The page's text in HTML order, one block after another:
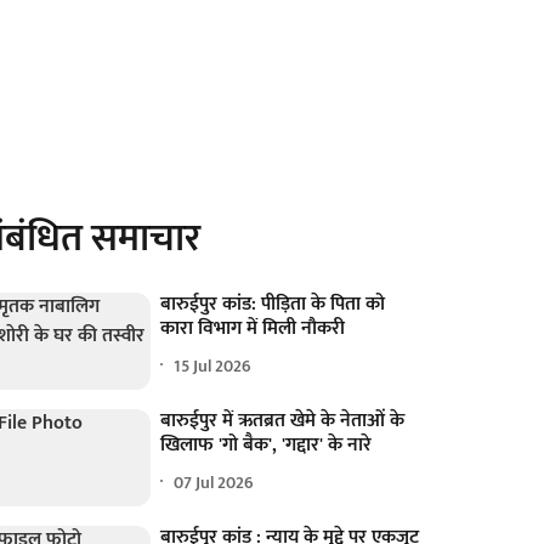
समाचार
बारुईपुर कांड: पीड़िता के पिता को
कारा विभाग में मिली नौकरी
15 Jul 2026
बारुईपुर में ऋतब्रत खेमे के नेताओं के
खिलाफ 'गो बैक', 'गद्दार' के नारे
07 Jul 2026